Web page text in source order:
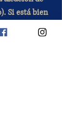
Si está bien
el tiempo.